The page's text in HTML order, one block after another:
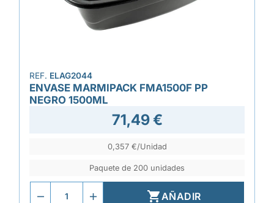
REF. ELAG2044
ENVASE MARMIPACK FMA1500F PP
NEGRO 1500ML
71,49 €
0,357 €/Unidad
Paquete de 200 unidades
AÑADIR